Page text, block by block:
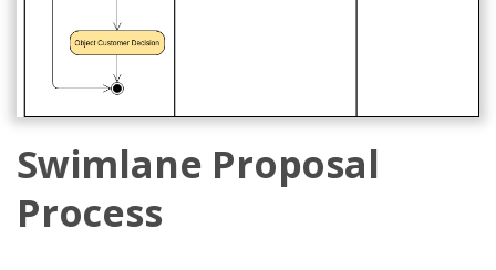
Swimlane Proposal
Process